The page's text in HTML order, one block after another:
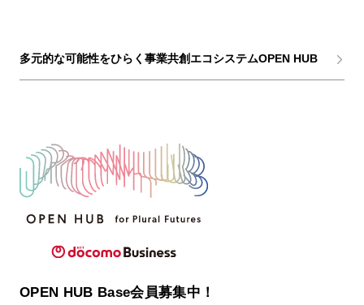
多元的な可能性をひらく事業共創エコシステムOPEN HUB
OPEN HUB Base会員募集中！